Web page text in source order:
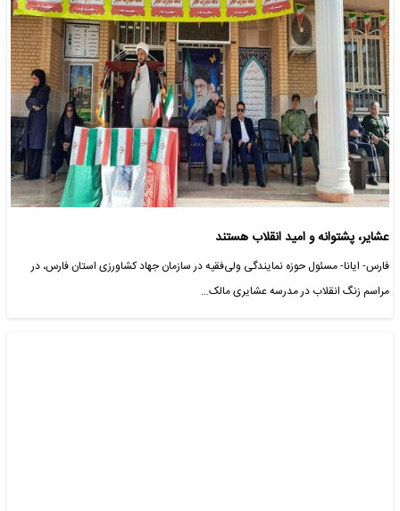
عشایر، پشتوانه و امید انقلاب هستند
فارس- ایانا- مسئول حوزه نمایندگی ولی‌فقیه در سازمان جهاد کشاورزی استان فارس، در
مراسم زنگ انقلاب در مدرسه عشایری مالک…